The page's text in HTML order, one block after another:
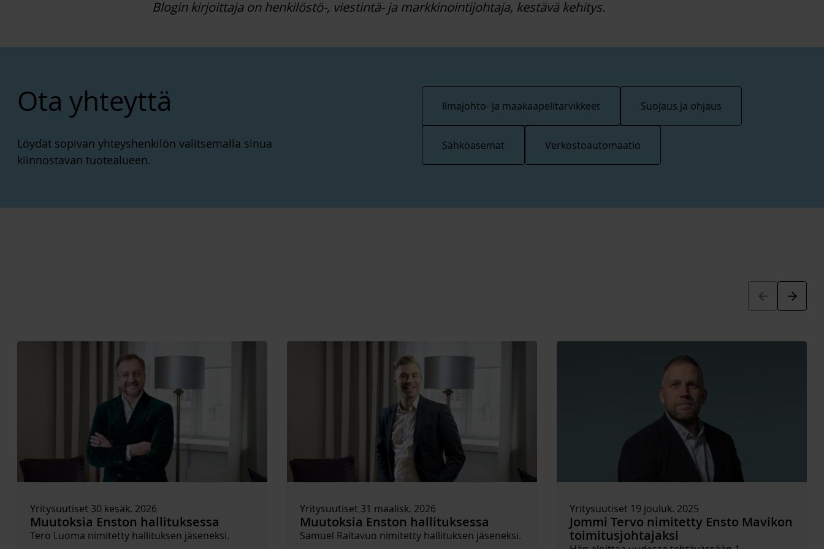
Blogin kirjoittaja on henkilöstö-, viestintä- ja markkinointijohtaja, kestävä kehitys.
Ota yhteyttä
Löydät sopivan yhteyshenkilön valitsemalla sinua
kiinnostavan tuotealueen.
Ilmajohto- ja maakaapelitarvikkeet Suojaus ja ohjaus
Sähköasemat Verkostoautomaatio
Arrow_back Arrow_forward
Yritysuutiset 30 kesäk. 2026
Muutoksia Enston hallituksessa
Tero Luoma nimitetty hallituksen jäseneksi.
Yritysuutiset 31 maalisk. 2026
Muutoksia Enston hallituksessa
Samuel Raitavuo nimitetty hallituksen jäseneksi.
Yritysuutiset 19 jouluk. 2025
Jommi Tervo nimitetty Ensto Mavikon
toimitusjohtajaksi